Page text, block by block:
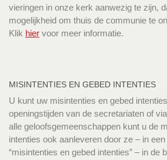
vieringen in onze kerk aanwezig te zijn,
mogelijkheid om thuis de communie te
Klik hier voor meer informatie.
MISINTENTIES EN GEBED INTENTIES
U kunt uw misintenties en gebed
openingstijden van de secretariaten of
alle geloofsgemeenschappen kunt u de
intenties ook aanleveren door ze – in
“misintenties en gebed intenties” – in de